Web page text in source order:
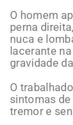
O homem
perna
nuca e
lacerante
gravidade
O
sintomas
tremor e